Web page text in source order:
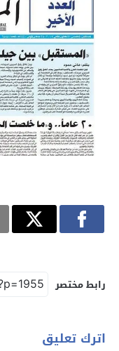
رابط مختصر
اترك تعليق